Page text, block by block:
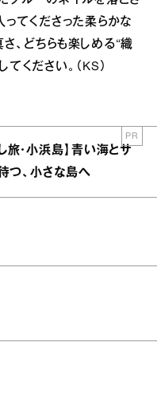
ってくださった柔らかな
、どちらも楽しめる“織
ください。（KS）
旅・小浜島】青い海とサ
つ、小さな島へ
PR